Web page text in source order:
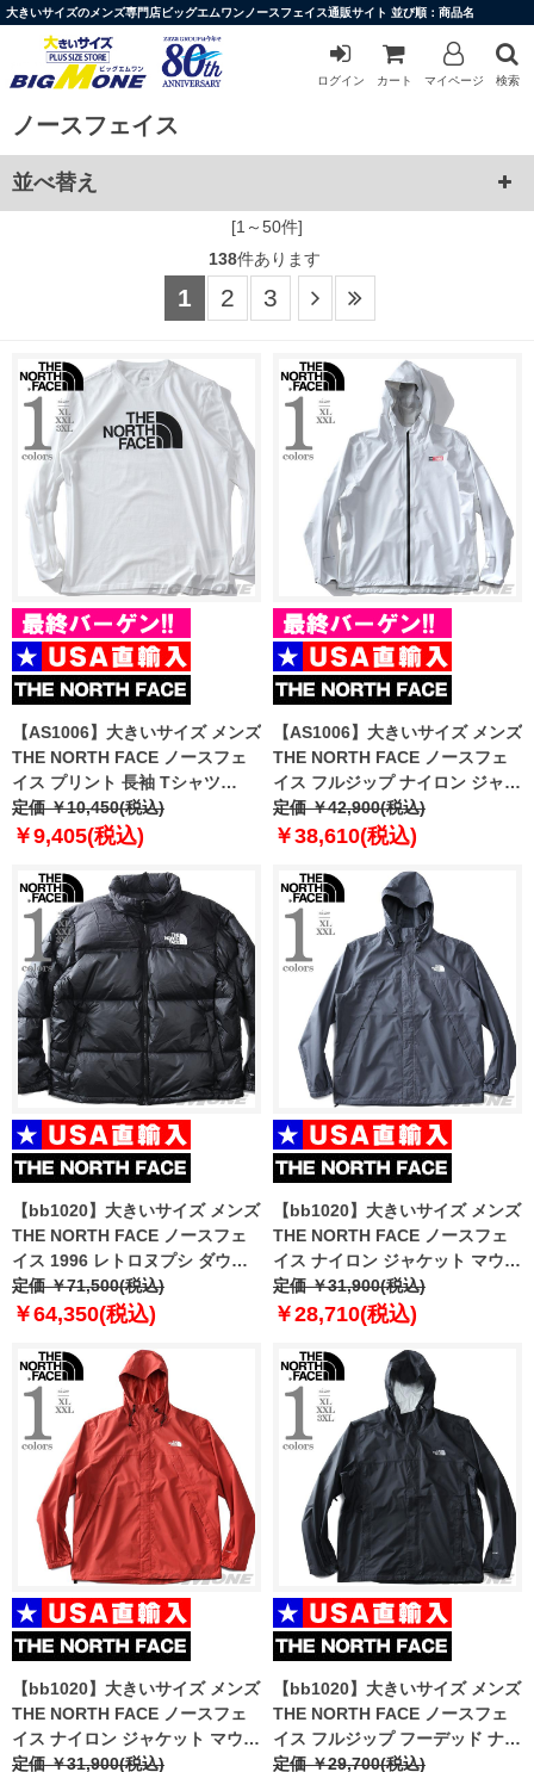
大きいサイズのメンズ専門店ビッグエムワンノースフェイス通販サイト 並び順：商品名
ログイン カート マイページ 検索
ノースフェイス
並べ替え
[1～50件]
138件あります
1 2 3
【AS1006】大きいサイズ メンズ
THE NORTH FACE ノースフェ
イス プリント 長袖 Tシャツ
HALF DOME TEE USA直輸入
nf0a811o-la9
定価 ￥10,450(税込)
￥9,405(税込)
【AS1006】大きいサイズ メンズ
THE NORTH FACE ノースフェ
イス フルジップ ナイロン ジャケ
ット FRST DWN PACK JKT
USA直輸入 nf0a5iyy-53c
定価 ￥42,900(税込)
￥38,610(税込)
【bb1020】大きいサイズ メンズ
THE NORTH FACE ノースフェ
イス 1996 レトロヌプシ ダウン
ジャケット 1996 RETRO
NUPTSE JACKET USA直輸入
定価 ￥71,500(税込)
￥64,350(税込)
【bb1020】大きいサイズ メンズ
THE NORTH FACE ノースフェ
イス ナイロン ジャケット マウン
テンパーカー ANTORA JACKET
USA直輸入 nf0a7qey-174
定価 ￥31,900(税込)
￥28,710(税込)
【bb1020】大きいサイズ メンズ
THE NORTH FACE ノースフェ
イス ナイロン ジャケット マウン
テンパーカー ANTORA JACKET
定価 ￥31,900(税込)
【bb1020】大きいサイズ メンズ
THE NORTH FACE ノースフェ
イス フルジップ フーデッド ナイ
ロン ジャケット M VENTURE 2
定価 ￥29,700(税込)